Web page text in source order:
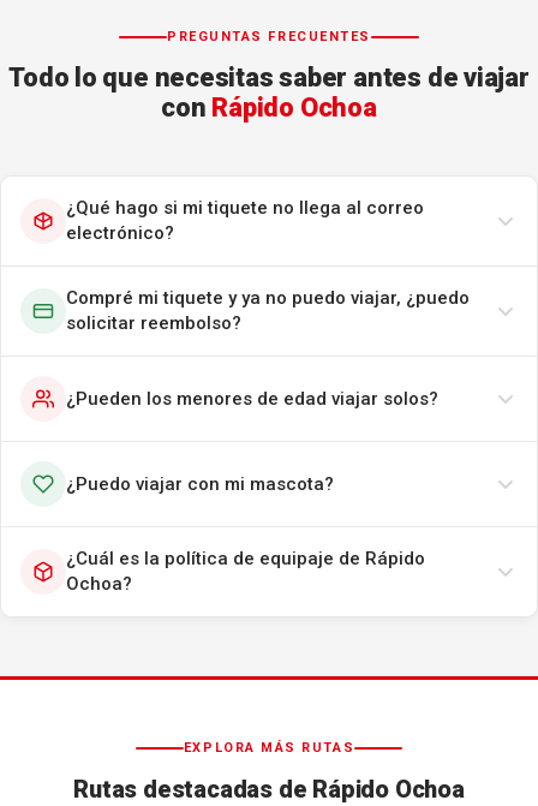
PREGUNTAS FRECUENTES
Todo lo que necesitas saber antes de viajar
con Rápido Ochoa
¿Qué hago si mi tiquete no llega al correo
electrónico?
Compré mi tiquete y ya no puedo viajar, ¿puedo
solicitar reembolso?
¿Pueden los menores de edad viajar solos?
¿Puedo viajar con mi mascota?
¿Cuál es la política de equipaje de Rápido
Ochoa?
EXPLORA MÁS RUTAS
Rutas destacadas de Rápido Ochoa